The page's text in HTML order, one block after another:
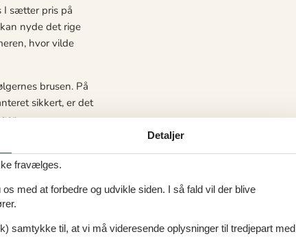
I sætter pris på
nyde det rige
hvor vilde
brusen. På
sikkert, er det
på
I måske endda
som familie.
omgivelser.
Detaljer
fravælges.
med at forbedre og udvikle siden. I så fald vil der blive
samtykke til, at vi må videresende oplysninger til tredjepart med